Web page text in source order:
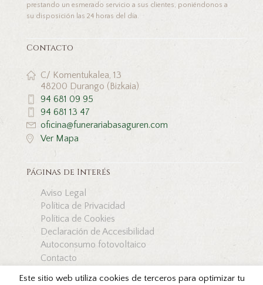
prestando un esmerado servicio a sus clientes, poniéndonos a
su disposición las 24 horas del día.
Contacto
C/ Komentukalea, 13
48200 Durango (Bizkaia)
94 681 09 95
94 681 13 47
oficina@funerariabasaguren.com
Ver Mapa
Páginas de Interés
Aviso Legal
Política de Privacidad
Política de Cookies
Declaración de Accesibilidad
Autoconsumo fotovoltaico
Contacto
Este sitio web utiliza cookies de terceros para optimizar tu